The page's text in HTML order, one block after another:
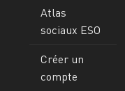
Atlas
sociaux ESO
Créer un
compte